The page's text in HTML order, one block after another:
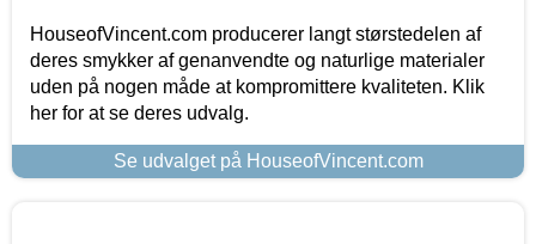
HouseofVincent.com producerer langt størstedelen af
deres smykker af genanvendte og naturlige materialer
uden på nogen måde at kompromittere kvaliteten. Klik
her for at se deres udvalg.
Se udvalget på HouseofVincent.com